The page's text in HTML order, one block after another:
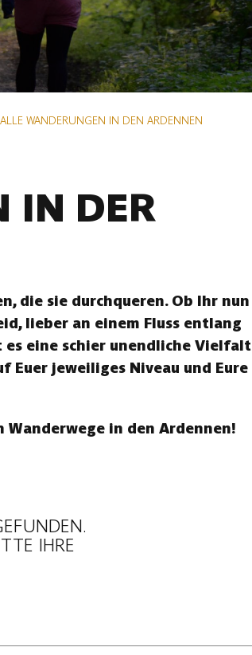
ALLE WANDERUNGEN IN DEN ARDENNEN
IN DER
die sie durchqueren. Ob Ihr nun
lieber an einem Fluss entlang
eine schier unendliche Vielfalt
Euer jeweiliges Niveau und Eure
Wanderwege in den Ardennen!
IHRE